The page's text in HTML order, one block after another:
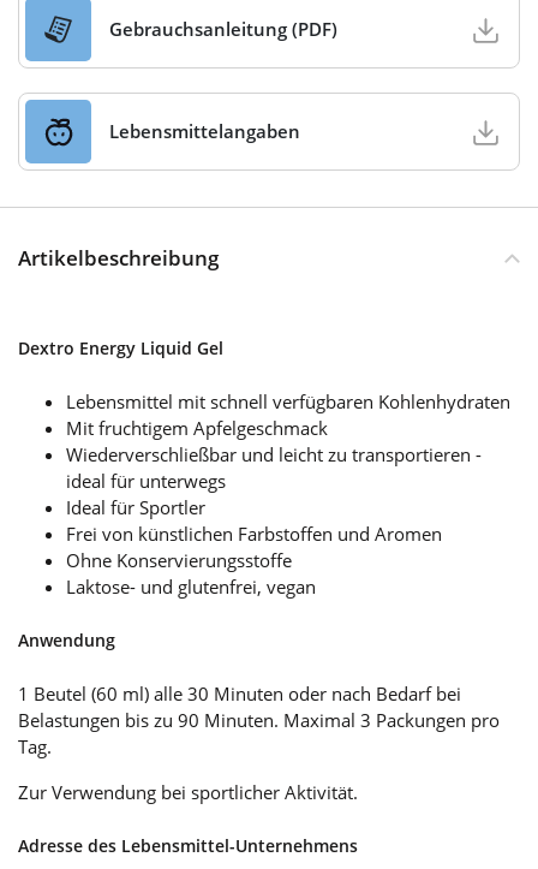
Gebrauchsanleitung (PDF)
Lebensmittelangaben
Artikelbeschreibung
Dextro Energy Liquid Gel
Lebensmittel mit schnell verfügbaren Kohlenhydraten
Mit fruchtigem Apfelgeschmack
Wiederverschließbar und leicht zu transportieren -
ideal für unterwegs
Ideal für Sportler
Frei von künstlichen Farbstoffen und Aromen
Ohne Konservierungsstoffe
Laktose- und glutenfrei, vegan
Anwendung
1 Beutel (60 ml) alle 30 Minuten oder nach Bedarf bei
Belastungen bis zu 90 Minuten. Maximal 3 Packungen pro
Tag.
Zur Verwendung bei sportlicher Aktivität.
Adresse des Lebensmittel-Unternehmens